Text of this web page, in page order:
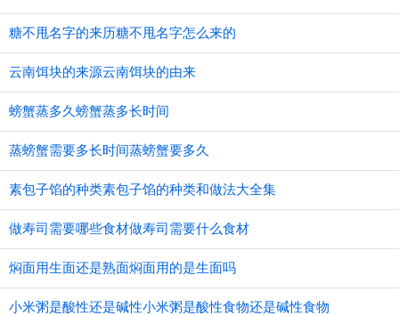
糖不甩名字的来历糖不甩名字怎么来的
云南饵块的来源云南饵块的由来
螃蟹蒸多久螃蟹蒸多长时间
蒸螃蟹需要多长时间蒸螃蟹要多久
素包子馅的种类素包子馅的种类和做法大全集
做寿司需要哪些食材做寿司需要什么食材
焖面用生面还是熟面焖面用的是生面吗
小米粥是酸性还是碱性小米粥是酸性食物还是碱性食物